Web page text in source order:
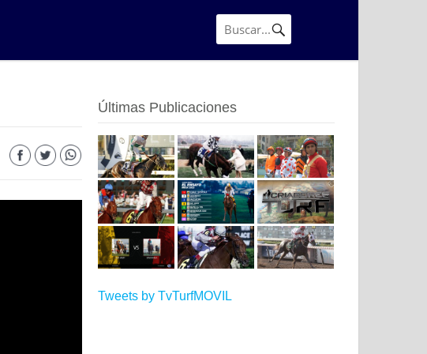
Últimas Publicaciones
Tweets by TvTurfMOVIL